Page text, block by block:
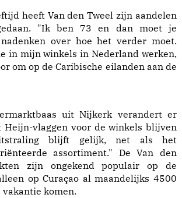
heeft Van den Tweel zijn aandelen
"Ik ben 73 en dan moet je
over hoe het verder moet.
in mijn winkels in Nederland werken,
om op de Caribische eilanden aan de
uit Nijkerk verandert er
Heijn-vlaggen voor de winkels blijven
blijft gelijk, net als het
assortiment." De Van den
zijn ongekend populair op de
op Curaçao al maandelijks 4500
komen.